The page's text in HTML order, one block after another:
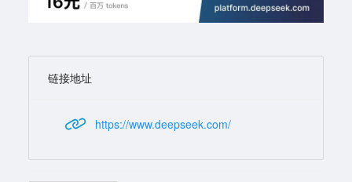
链接地址
https://www.deepseek.com/